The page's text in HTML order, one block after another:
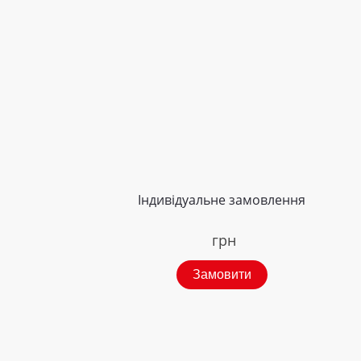
Індивідуальне замовлення
грн
Замовити